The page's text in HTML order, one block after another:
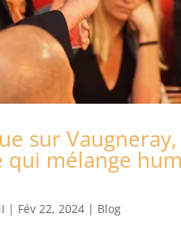
sur
qui mélange
| Fév 22, 2024 | Blog